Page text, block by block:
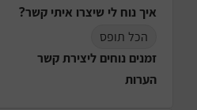
איך נוח לי שיצרו איתי קשר?
הכל תופס
זמנים נוחים ליצירת קשר
הערות